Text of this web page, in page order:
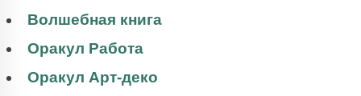
Волшебная книга
Оракул Работа
Оракул Арт-деко